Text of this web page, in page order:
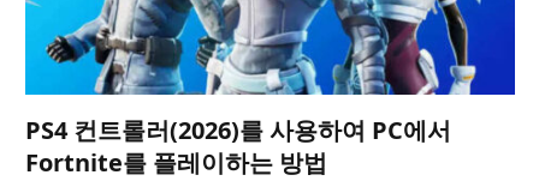
PS4 컨트롤러(2026)를 사용하여 PC에서
Fortnite를 플레이하는 방법